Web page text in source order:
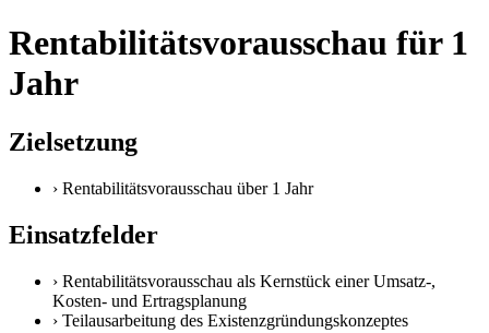
Rentabilitätsvorausschau für 1
Jahr
Zielsetzung
› Rentabilitätsvorausschau über 1 Jahr
Einsatzfelder
› Rentabilitätsvorausschau als Kernstück einer Umsatz-,
Kosten- und Ertragsplanung
› Teilausarbeitung des Existenzgründungskonzeptes